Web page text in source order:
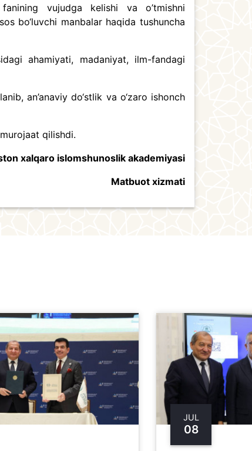
vujudga kelishi va o’tmishni
bo‘luvchi manbalar haqida tushuncha
ahamiyati, madaniyat, ilm-fandagi
an’anaviy do‘stlik va o‘zaro ishonch
qilishdi.
xalqaro islomshunoslik akademiyasi
Matbuot xizmati
JUL
08